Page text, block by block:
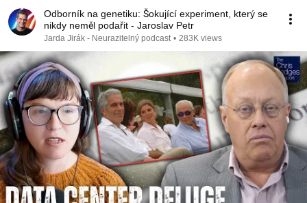
Odborník na genetiku: Šokující experiment, který se
nikdy neměl podařit - Jaroslav Petr
Jarda Jirák - Neurazitelný podcast • 283K views